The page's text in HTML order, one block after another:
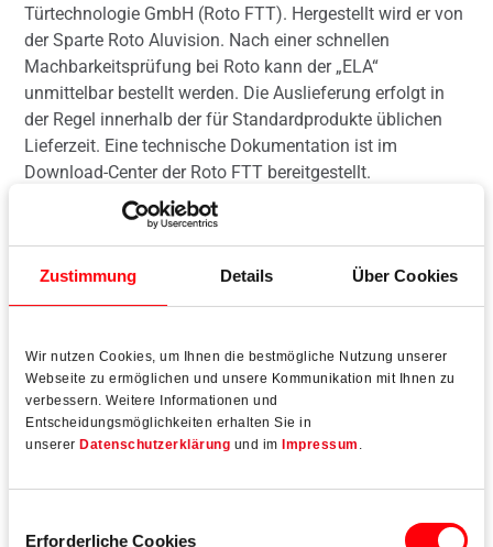
Zustimmung Details Über Cookies
Wir nutzen Cookies, um Ihnen die bestmögliche Nutzung unserer
Webseite zu ermöglichen und unsere Kommunikation mit Ihnen zu
verbessern. Weitere Informationen und
Entscheidungsmöglichkeiten erhalten Sie in
unserer Datenschutzerklärung und im Impressum .
Erforderliche Cookies
Türtechnologie GmbH (Roto FTT). Hergestellt wird er von
der Sparte Roto Aluvision. Nach einer schnellen
Machbarkeitsprüfung bei Roto kann der „ELA“
unmittelbar bestellt werden. Die Auslieferung erfolgt in
der Regel innerhalb der für Standardprodukte üblichen
Lieferzeit. Eine technische Dokumentation ist im
Download-Center der Roto FTT bereitgestellt.
Mehr lesen